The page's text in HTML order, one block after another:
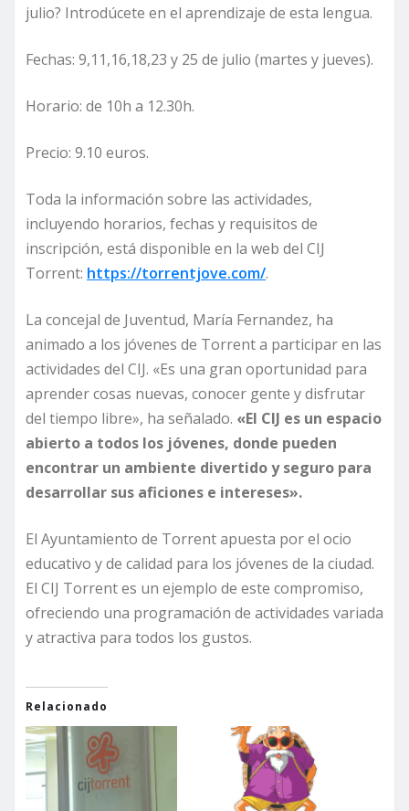
julio? Introdúcete en el aprendizaje de esta lengua.
Fechas: 9,11,16,18,23 y 25 de julio (martes y jueves).
Horario: de 10h a 12.30h.
Precio: 9.10 euros.
Toda la información sobre las actividades,
incluyendo horarios, fechas y requisitos de
inscripción, está disponible en la web del CIJ
Torrent: https://torrentjove.com/.
La concejal de Juventud, María Fernandez, ha
animado a los jóvenes de Torrent a participar en las
actividades del CIJ. «Es una gran oportunidad para
aprender cosas nuevas, conocer gente y disfrutar
del tiempo libre», ha señalado. «El CIJ es un espacio
abierto a todos los jóvenes, donde pueden
encontrar un ambiente divertido y seguro para
desarrollar sus aficiones e intereses».
El Ayuntamiento de Torrent apuesta por el ocio
educativo y de calidad para los jóvenes de la ciudad.
El CIJ Torrent es un ejemplo de este compromiso,
ofreciendo una programación de actividades variada
y atractiva para todos los gustos.
Relacionado